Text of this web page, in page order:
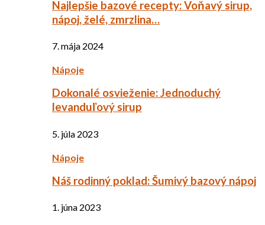
Najlepšie bazové recepty: Voňavý sirup,
nápoj, želé, zmrzlina…
7. mája 2024
Nápoje
Dokonalé osvieženie: Jednoduchý
levanduľový sirup
5. júla 2023
Nápoje
Náš rodinný poklad: Šumivý bazový nápoj
1. júna 2023